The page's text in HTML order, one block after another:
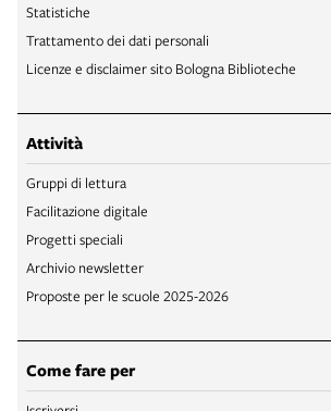
Statistiche
Trattamento dei dati personali
Licenze e disclaimer sito Bologna Biblioteche
Attività
Gruppi di lettura
Facilitazione digitale
Progetti speciali
Archivio newsletter
Proposte per le scuole 2025-2026
Come fare per